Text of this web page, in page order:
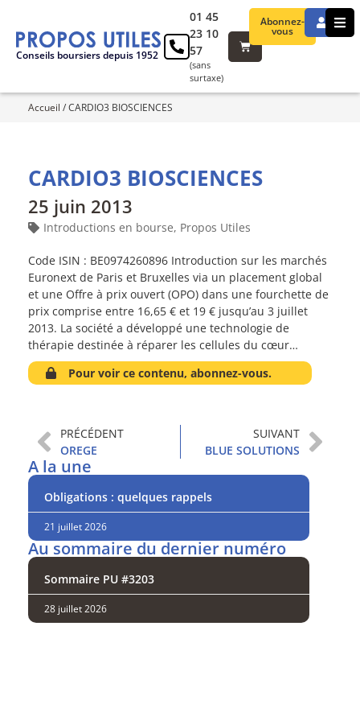
Conseils boursiers depuis 1952
Abonnez-
vous
01 45
23 10
57
(sans
surtaxe)
Accueil /CARDIO3 BIOSCIENCES
CARDIO3 BIOSCIENCES
25 juin 2013
Introductions en bourse, Propos Utiles
Code ISIN : BE0974260896 Introduction sur les marchés
Euronext de Paris et Bruxelles via un placement global
et une Offre à prix ouvert (OPO) dans une fourchette de
prix comprise entre 16,65 € et 19 € jusqu’au 3 juillet
2013. La société a développé une technologie de
thérapie destinée à réparer les cellules du cœur…
Pour voir ce contenu, abonnez-vous.
PRÉCÉDENT
OREGE
SUIVANT
BLUE SOLUTIONS
A la une
Obligations : quelques rappels
21 juillet 2026
Au sommaire du dernier numéro
Sommaire PU #3203
28 juillet 2026